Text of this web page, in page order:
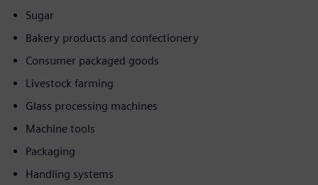
Sugar
Bakery products and confectionery
Consumer packaged goods
Livestock farming
Glass processing machines
Machine tools
Packaging
Handling systems